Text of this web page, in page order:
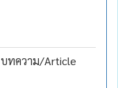
บทความ/Article